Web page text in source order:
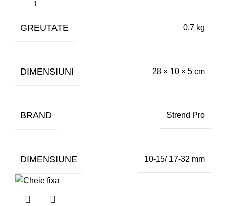
GREUTATE 0,7 kg
DIMENSIUNI 28 × 10 × 5 cm
BRAND Strend Pro
DIMENSIUNE 10-15/ 17-32 mm